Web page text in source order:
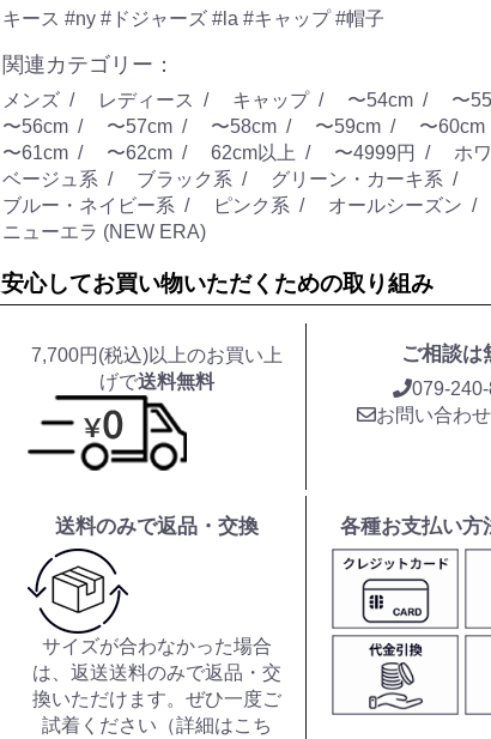
キース #ny #ドジャーズ #la #キャップ#帽子
関連カテゴリー：
メンズ レディース キャップ 〜54cm
〜
〜56cm
〜57cm 〜58cm 〜59cm
〜60cm
〜61cm
〜62cm 62cm以上 〜4999円
ホ
ベージュ系
ブラック系
グリーン・カーキ系
ブルー・ネイビー系
ピンク系 オールシーズン
ニューエラ (NEW ERA)
安心してお買い物いただくための取り組み
7,700円(税込)以上のお買い上
げで送料無料
ご相談は
079-
お問い合わ
送料のみで返品・交換
サイズが合わなかった場合
は、返送送料のみで返品・交
換いただけます。ぜひ一度ご
試着ください（詳細はこち
各種お支払い方